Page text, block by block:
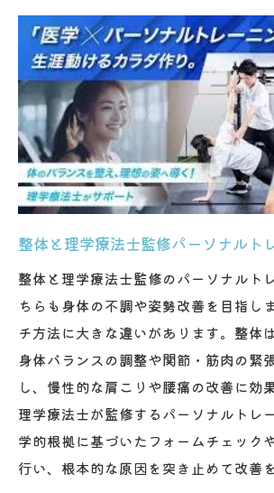
理学療法士による整体が慢
整体で根本改善を目指すパ
用法
筋活動チェックで整体施術
慢性痛対策に整体とパーソ
を提案
整体による姿勢矯正と痛み
際
姿勢や筋力バランス整える新し
整体とピラティスメソッドで
現
筋肉だけに頼らない整体バ
点
理学療法士監修の整体が筋
える理由
整体で姿勢矯正と身体機能
方法
整体と理学療法士監修パーソナルト
整体と理学療法士監修のパーソナルト
ちらも身体の不調や姿勢改善を目指し
チ方法に大きな違いがあります。整体
身体バランスの調整や関節・筋肉の緊
し、慢性的な肩こりや腰痛の改善に効
理学療法士が監修するパーソナルトレ
学的根拠に基づいたフォームチェック
行い、根本的な原因を突き止めて改善